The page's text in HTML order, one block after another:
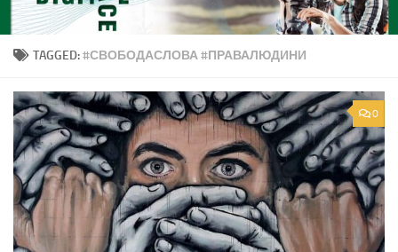
TAGGED:#СВОБОДАСЛОВА #ПРАВАЛЮДИНИ
0